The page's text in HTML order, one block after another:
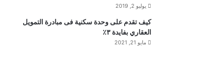
يوليو 2, 2019
كيف تقدم على وحدة سكنية فى مبادرة التمويل
العقاري بفايدة ٣٪
مايو 21, 2021